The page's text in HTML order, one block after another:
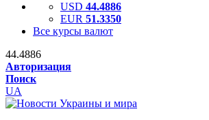
USD 44.4886
EUR 51.3350
Все курсы валют
44.4886
Авторизация
Поиск
UA